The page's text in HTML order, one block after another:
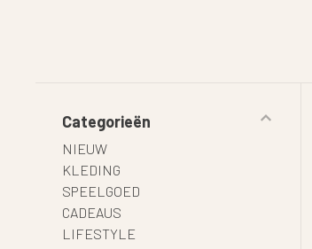
Categorieën
NIEUW
KLEDING
SPEELGOED
CADEAUS
LIFESTYLE